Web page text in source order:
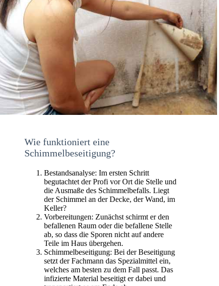
Wie funktioniert eine
Schimmelbeseitigung?
Bestandsanalyse: Im ersten Schritt
begutachtet der Profi vor Ort die Stelle und
die Ausmaße des Schimmelbefalls. Liegt
der Schimmel an der Decke, der Wand, im
Keller?
Vorbereitungen: Zunächst schirmt er den
befallenen Raum oder die befallene Stelle
ab, so dass die Sporen nicht auf andere
Teile im Haus übergehen.
Schimmelbeseitigung: Bei der Beseitigung
setzt der Fachmann das Spezialmittel ein,
welches am besten zu dem Fall passt. Das
infizierte Material beseitigt er dabei und